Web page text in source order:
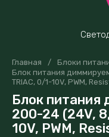
Главная / Блоки
Блок питания
TRIAC, 0/1-10V, PWM,
Блок питания
200-24 (24V,
10V, PWM,